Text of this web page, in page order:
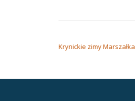
Krynickie zimy Marszałka